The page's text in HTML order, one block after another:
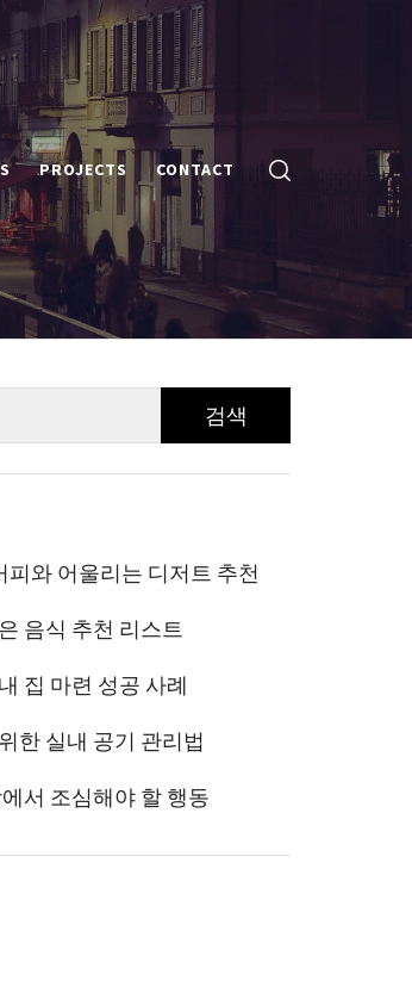
PROJECTS CONTACT
피와 어울리는 디저트 추천
음식 추천 리스트
집 마련 성공 사례
한 실내 공기 관리법
서 조심해야 할 행동